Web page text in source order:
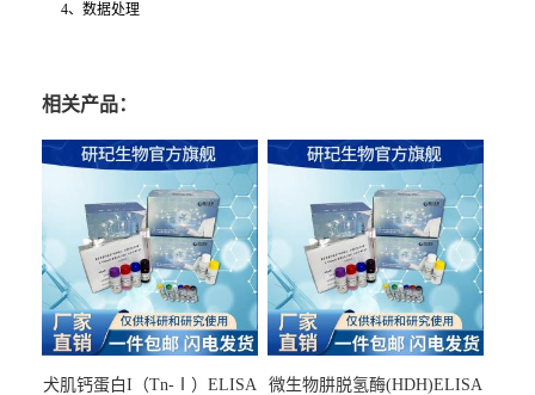
4、数据处理
相关产品：
犬肌钙蛋白I（Tn-Ⅰ）ELISA
微生物肼脱氢酶(HDH)ELISA